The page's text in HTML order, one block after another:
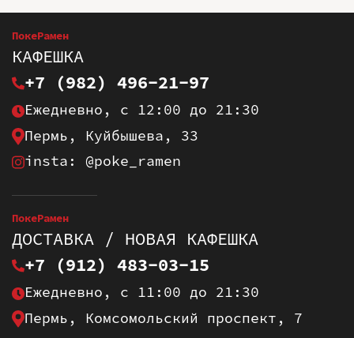
ПокеРамен
КАФЕШКА
+7 (982) 496-21-97
Ежедневно, с 12:00 до 21:30
Пермь, Куйбышева, 33
insta: @poke_ramen
ПокеРамен
ДОСТАВКА / НОВАЯ КАФЕШКА
+7 (912) 483-03-15
Ежедневно, с 11:00 до 21:30
Пермь, Комсомольский проспект, 7